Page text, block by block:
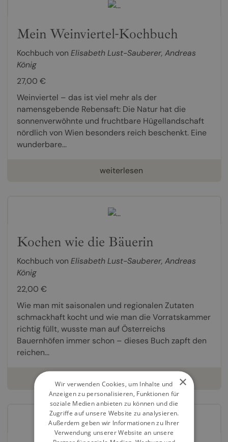
Mein Weinviertel-Kochbuch
Kochbuch von Elisabeth Lust-Sauberer, Andreas
König
27,00 €
Weinviertel – das ist viel mehr als der
namensgebende Rebensaft: Die Natur hat die
sonnenverwöhnte und fruchtbare Hügellandschaft
nördlich von Wien besonders reich beschenkt. Eine
wunderbare...
weiterlesen
Kochen wie die Bäuerin
Kochbuch von Elisabeth Lust-Sauberer, Andreas
König
22,00 €
Wie man mit saisonalen und regionalen Zutaten
schmackhaft kocht und wie man die Vorratskammer
richtig füllt, wusste man auf Österreichs
Bauernhöfen immer schon – dieses Buch zapft den
reichen...
×
Wir verwenden Cookies, um Inhalte und
Anzeigen zu personalisieren, Funktionen für
soziale Medien anbieten zu können und die
Zugriffe auf unsere Website zu analysieren.
Außerdem geben wir Informationen zu Ihrer
Verwendung unserer Website an unsere